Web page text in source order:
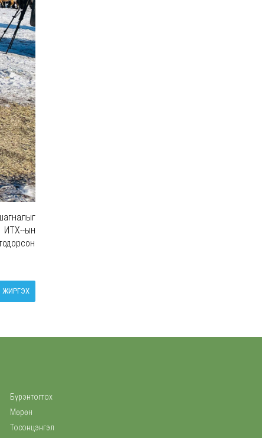
ИТХ--ын
ЖИРГЭХ
Бүрэнтогтох
Мөрөн
Тосонцэнгэл